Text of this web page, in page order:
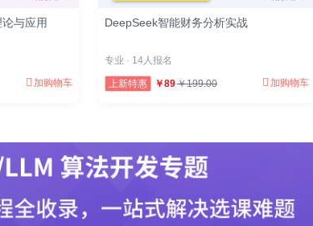
与应用
加购物车
DeepSeek智能财务分析实战
专业 · 14人报名
上新特惠 ￥89￥199.00 加购物车